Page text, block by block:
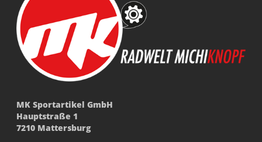
MK Sportartikel GmbH
Hauptstraße 1
7210 Mattersburg